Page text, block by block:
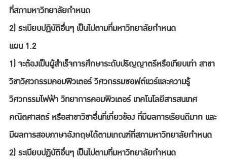
ที่สภามหาวิทยาลัยกำหนด
2) ระเบียบปฏิบัติอื่นๆ เป็นไปตามที่มหาวิทยาลัยกำหนด
แผน 1.2
1) จะต้องเป็นผู้สำเร็จการศึกษาระดับปริญญาตรีหรือเทียบเท่า สาขา
วิชาวิศวกรรมคอมพิวเตอร์ วิศวกรรมซอฟต์แวร์และความรู้
วิศวกรรมไฟฟ้า วิทยาการคอมพิวเตอร์ เทคโนโลยีสารสนเทศ
คณิตศาสตร์ หรือสาขาวิชาอื่นที่เกี่ยวข้อง ที่มีผลการเรียนดีมาก และ
มีผลการสอบภาษาอังกฤษได้ตามเกณฑ์ที่สภามหาวิทยาลัยกำหนด
2) ระเบียบปฏิบัติอื่นๆ เป็นไปตามที่มหาวิทยาลัยกำหนด